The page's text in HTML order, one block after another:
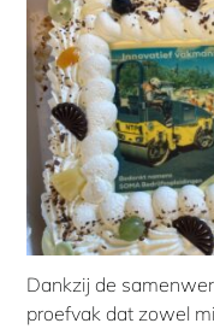
Dankzij de
proefvak dat zowel